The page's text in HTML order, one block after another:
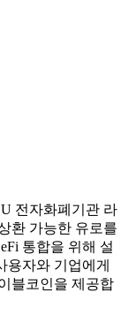
전자화폐기관 라
환 가능한 유로를
통합을 위해 설
용자와 기업에게
블코인을 제공합